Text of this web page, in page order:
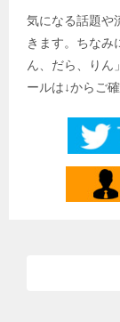
気になる話題や
きます。ちなみ
ん、だら、りん
ールは↓からご